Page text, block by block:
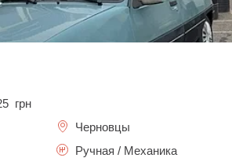
грн
Черновцы
Ручная / Механика